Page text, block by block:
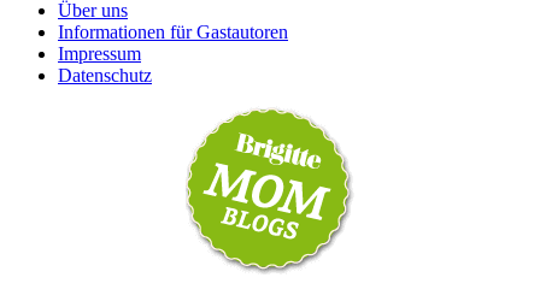
Über uns
Informationen für Gastautoren
Impressum
Datenschutz